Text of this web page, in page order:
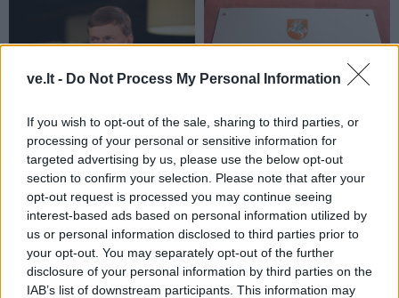
ve.lt - Do Not Process My Personal Information
If you wish to opt-out of the sale, sharing to third parties, or
processing of your personal or sensitive information for
targeted advertising by us, please use the below opt-out
section to confirm your selection. Please note that after your
opt-out request is processed you may continue seeing
interest-based ads based on personal information utilized by
us or personal information disclosed to third parties prior to
your opt-out. You may separately opt-out of the further
disclosure of your personal information by third parties on the
IAB’s list of downstream participants. This information may
Lietuva
Žiniasklaida: „Norfos“
savininkas Dundulis
duoda 99,9 proc., kad
nedalyvaus prezidento
rinkimuose
Lietuva
Vaiko teisių apsaugos
specialistams vėl
nepavyko susitikti su
Žlabių šeima(1)